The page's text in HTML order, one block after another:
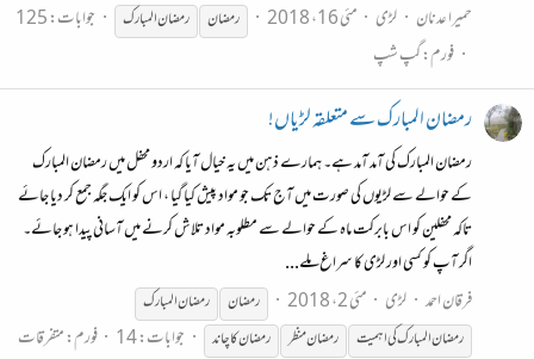
حمیرا عدنان
لڑی مئی 16، 2018 رمضان رمضانالمبارک
جوابات: 125
فورم:گپ شپ
رمضان المبارک سے متعلقہ لڑیاں!
رمضان المبارک کی آمد آمد ہے۔ ہمارے ذہن میں یہ خیال آیا کہ اردو محفل میں رمضان المبارک
کے حوالے سے لڑیوں کی صورت میں آج تک جو مواد پیش کیا گیا ، اس کو ایک جگہ جمع کر دیا جائے
تاکہ محفلین کو اس بابرکت ماہ کے حوالے سے مطلوبہ مواد تلاش کرنے میں آسانی پیدا ہو جائے۔
اگر آپ کو کسی اور لڑی کا سراغ ملے...
فرقان احمد لڑی مئی 2، 2018 رمضان رمضانالمبارک
رمضانالمبارک کی اہمیت رمضانمنظر رمضانکا چاند جوابات: 14 فورم:متفرقات